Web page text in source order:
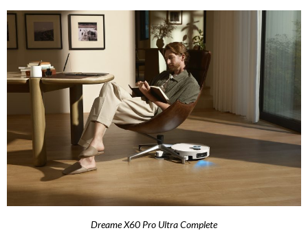
Dreame X60 Pro Ultra Complete